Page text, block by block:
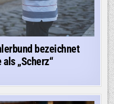
bezeichnet
„Scherz“